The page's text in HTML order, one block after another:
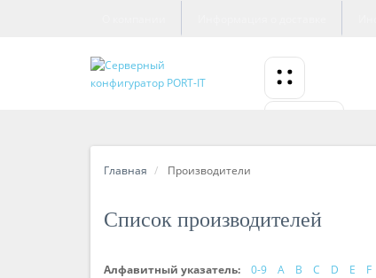
Главная Производители
Список производителей
Алфавитный указатель: 0-9 A B C D E F